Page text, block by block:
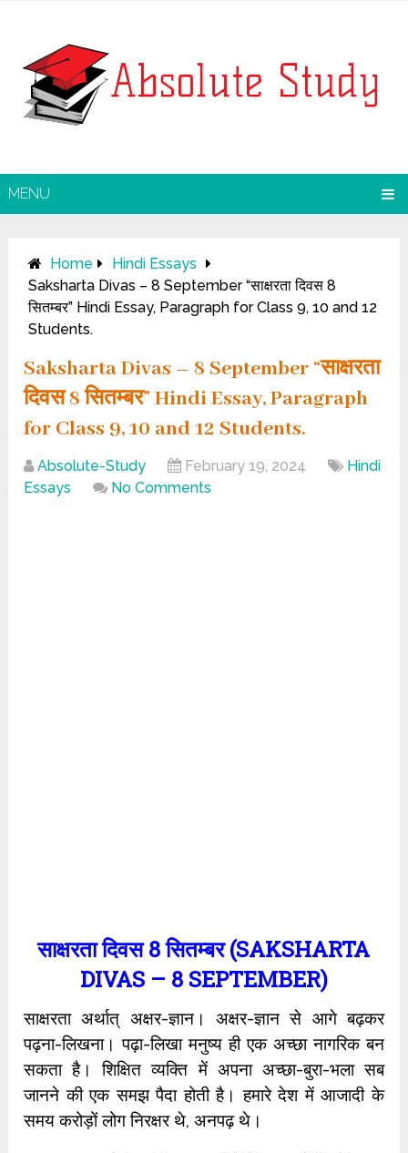
MENU
Home
Hindi Essays
Saksharta Divas – 8 September “साक्षरता दिवस 8
सितम्बर” Hindi Essay, Paragraph for Class 9, 10 and 12
Students.
Saksharta Divas – 8 September “साक्षरता
दिवस 8 सितम्बर” Hindi Essay, Paragraph
for Class 9, 10 and 12 Students.
Absolute-Study February 19, 2024
Hindi
Essays
No Comments
साक्षरता दिवस8सितम्बर (SAKSHARTA
DIVAS – 8 SEPTEMBER)
साक्षरता अर्थात् अक्षर-ज्ञान। अक्षर-ज्ञान से आगे बढ़कर
पढ़ना-लिखना। पढ़ा-लिखा मनुष्य ही एक अच्छा नागरिक बन
सकता है। शिक्षित व्यक्ति में अपना अच्छा-बुरा-भला सब
जानने की एक समझ पैदा होती है। हमारे देश में आजादी के
समय करोड़ों लोग निरक्षर थे, अनपढ़ थे।